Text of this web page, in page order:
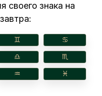
своего знака на
♊︎ ♋︎
♎︎ ♏︎
♒︎ ♓︎